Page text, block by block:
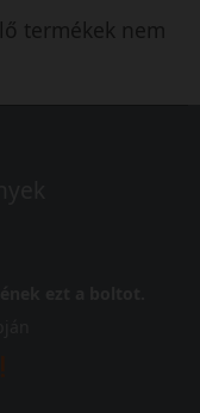
termékek nem